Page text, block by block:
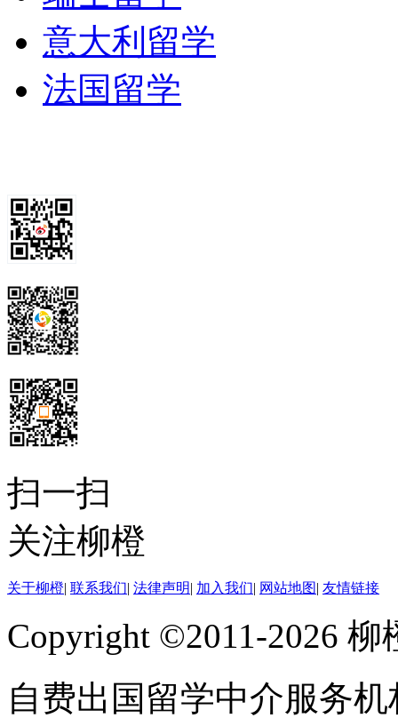
意大利留学
法国留学
扫一扫
关注柳橙
关于柳橙| 联系我们| 法律声明| 加入我们| 网站地图| 友情链接
Copyright ©2011-2026
自费出国留学中介服务